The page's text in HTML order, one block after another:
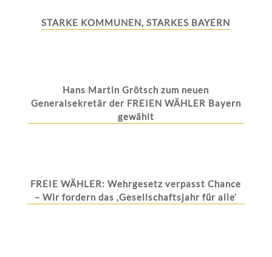
STARKE KOMMUNEN, STARKES BAYERN
Hans Martin Grötsch zum neuen
Generalsekretär der FREIEN WÄHLER Bayern
gewählt
FREIE WÄHLER: Wehrgesetz verpasst Chance
– Wir fordern das ‚Gesellschaftsjahr für alle‘